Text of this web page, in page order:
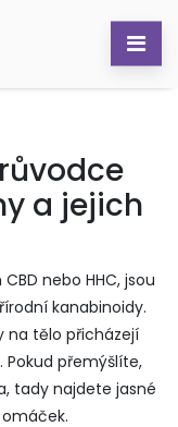
a jejich
nebo HHC, jsou
kanabinoidy.
na tělo přicházejí
Pokud přemýšlíte,
tady najdete jasné